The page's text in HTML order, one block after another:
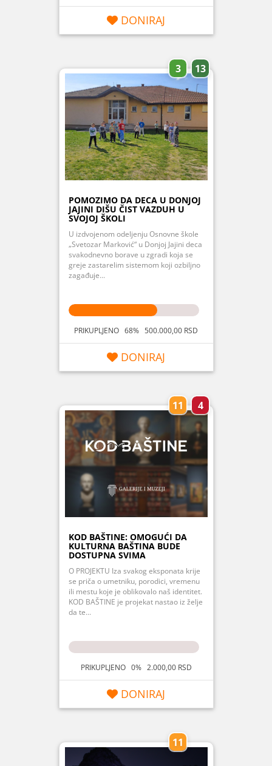
DONIRAJ
3 13
POMOZIMO DA DECA U DONJOJ
JAJINI DIŠU ČIST VAZDUH U
SVOJOJ ŠKOLI
U izdvojenom odeljenju Osnovne škole
„Svetozar Marković“ u Donjoj Jajini deca
svakodnevno borave u zgradi koja se
greje zastarelim sistemom koji ozbiljno
zagađuje...
PRIKUPLJENO 68% 500.000,00 RSD
DONIRAJ
11 4
KOD BAŠTINE: OMOGUĆI DA
KULTURNA BAŠTINA BUDE
DOSTUPNA SVIMA
O PROJEKTU Iza svakog eksponata krije
se priča o umetniku, porodici, vremenu
ili mestu koje je oblikovalo naš identitet.
KOD BAŠTINE je projekat nastao iz želje
da te...
PRIKUPLJENO 0% 2.000,00 RSD
DONIRAJ
11